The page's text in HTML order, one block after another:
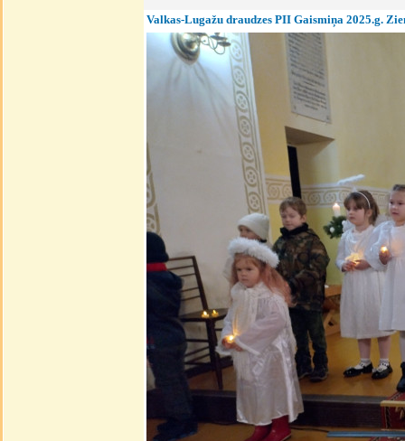
Valkas-Lugažu draudzes PII Gaismiņa 2025.g.